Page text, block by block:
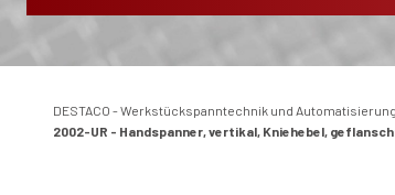
DESTACO - Werkstückspanntechnik und
2002-UR - Handspanner, vertikal, Kniehebel,